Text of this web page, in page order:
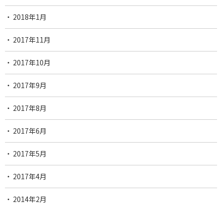
2018年1月
2017年11月
2017年10月
2017年9月
2017年8月
2017年6月
2017年5月
2017年4月
2014年2月